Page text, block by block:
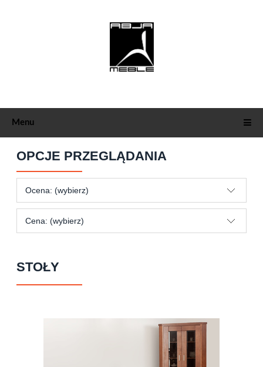
Menu
OPCJE PRZEGLĄDANIA
Ocena: (wybierz)
Cena: (wybierz)
STOŁY